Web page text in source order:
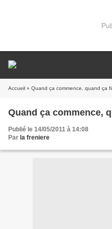
Accueil » Quand ça commence, quand ça
Quand ça commence,
Publié le 14/05/2011 à 14:08
Par la freniere